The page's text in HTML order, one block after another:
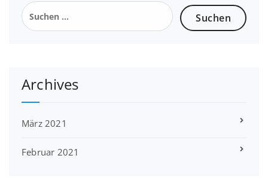
Suchen
nach:
Archives
März 2021
Februar 2021